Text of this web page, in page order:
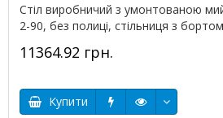
Стіл виробничий з умонтованою
2-90, без полиці, стільниця з
11364.92 грн.
Купити